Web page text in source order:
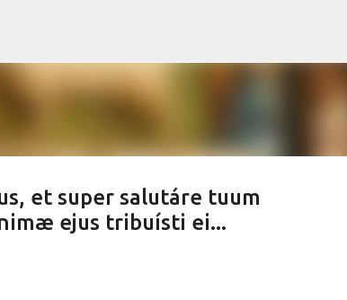
et super salutáre tuum
ejus tribuísti ei...